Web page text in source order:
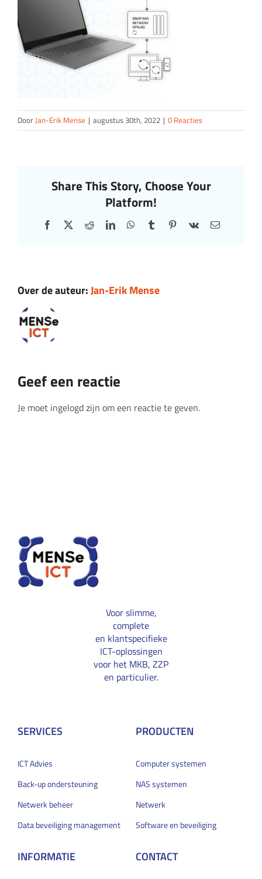
Door Jan-Erik Mense | augustus 30th, 2022 | 0 Reacties
Share This Story, Choose Your
Platform!
Facebook
X RedditLinkedInWhatsApp
TumblrPinterest
Vk
E-
Over de auteur:Jan-Erik Mense
Geef een reactie
Je moet ingelogd zijn om een reactie te geven.
Voor slimme,
complete
en klantspecifieke
ICT-oplossingen
voor het MKB, ZZP
en particulier.
SERVICES
ICT Advies
Back-up ondersteuning
Netwerk beheer
Data beveiliging management
PRODUCTEN
Computer systemen
NAS systemen
Netwerk
Software en beveiliging
INFORMATIE CONTACT